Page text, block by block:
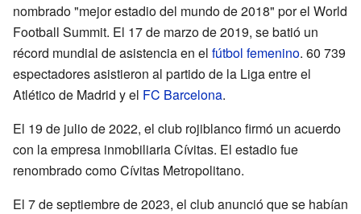
nombrado "mejor estadio del mundo de 2018" por el World
Football Summit. El 17 de marzo de 2019, se batió un
récord mundial de asistencia en el fútbol femenino. 60 739
espectadores asistieron al partido de la Liga entre el
Atlético de Madrid y el FC Barcelona.
El 19 de julio de 2022, el club rojiblanco firmó un acuerdo
con la empresa inmobiliaria Cívitas. El estadio fue
renombrado como Cívitas Metropolitano.
El 7 de septiembre de 2023, el club anunció que se habían